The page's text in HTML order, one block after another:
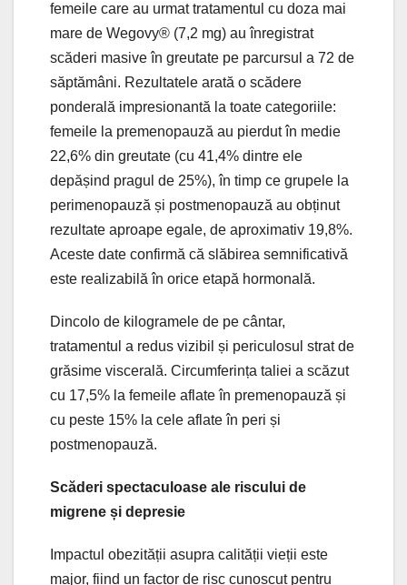
femeile care au urmat tratamentul cu doza mai
mare de Wegovy® (7,2 mg) au înregistrat
scăderi masive în greutate pe parcursul a 72 de
săptămâni. Rezultatele arată o scădere
ponderală impresionantă la toate categoriile:
femeile la premenopauză au pierdut în medie
22,6% din greutate (cu 41,4% dintre ele
depășind pragul de 25%), în timp ce grupele la
perimenopauză și postmenopauză au obținut
rezultate aproape egale, de aproximativ 19,8%.
Aceste date confirmă că slăbirea semnificativă
este realizabilă în orice etapă hormonală.
Dincolo de kilogramele de pe cântar,
tratamentul a redus vizibil și periculosul strat de
grăsime viscerală. Circumferința taliei a scăzut
cu 17,5% la femeile aflate în premenopauză și
cu peste 15% la cele aflate în peri și
postmenopauză.
Scăderi spectaculoase ale riscului de
migrene și depresie
Impactul obezității asupra calității vieții este
major, fiind un factor de risc cunoscut pentru